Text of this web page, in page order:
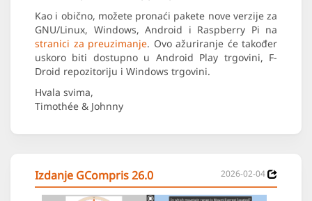
Kao i obično, možete pronaći pakete nove verzije za
GNU/Linux, Windows, Android i Raspberry Pi na
stranici za preuzimanje. Ovo ažuriranje će također
uskoro biti dostupno u Android Play trgovini, F-
Droid repozitoriju i Windows trgovini.
Hvala svima,
Timothée & Johnny
Izdanje GCompris 26.0 2026-02-04